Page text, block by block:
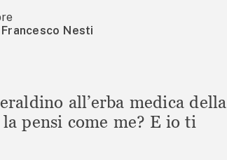
Francesco Nesti
all’erba medica della
pensi come me? E io ti